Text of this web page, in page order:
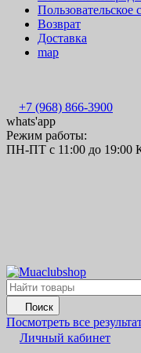
Пользовательское
Возврат
Доставка
map
+7 (968) 866-3900
whats'app
Режим работы:
ПН-ПТ с 11:00 до 19:00
Поиск
Посмотреть все
Личный кабинет